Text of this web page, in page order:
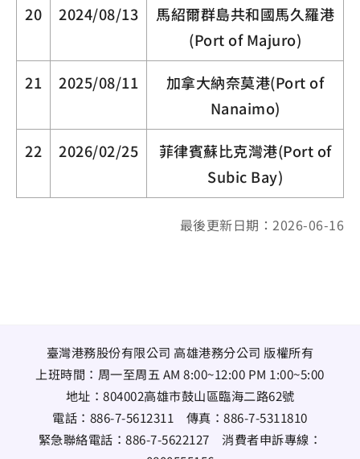
20 2024/08/13
馬紹爾群島共和國馬久羅港
(Port of Majuro)
21 2025/08/11
加拿大納奈莫港(Port of
Nanaimo)
22 2026/02/25
菲律賓蘇比克灣港(Port of
Subic Bay)
最後更新日期：2026-06-16
臺灣港務股份有限公司 高雄港務分公司 版權所有
上班時間：周一至周五 AM 8:00~12:00 PM 1:00~5:00
地址： 804002高雄市鼓山區臨海二路62號
電話： 886-7-5612311 傳真：886-7-5311810
緊急聯絡電話：886-7-5622127消費者申訴專線：